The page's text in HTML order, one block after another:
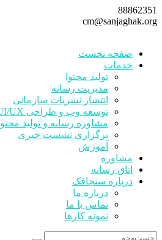
88862351
cm@sanjaghak.org
صفحه نخست
خدمات
تولید محتوا
مدیریت رسانه
انتشار نشریات سازمانی
توسعه وب و طراحی UI/UX
مشاوره رسانه و تولید محتوا
برگزاری نشست خبری
آموزش
مشاوره
اتاق رسانه
درباره سنجاقک
درباره ما
تماس با ما
نمونه کارها